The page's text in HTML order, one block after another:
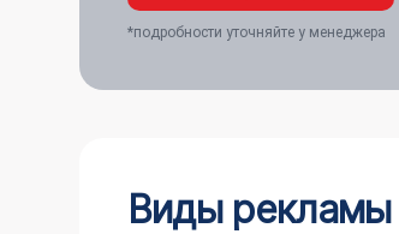
*подробности уточняйте у менеджера
Виды рекламы